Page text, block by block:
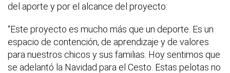
del aporte y por el alcance del proyecto:
“Este proyecto es mucho más que un deporte. Es un
espacio de contención, de aprendizaje y de valores
para nuestros chicos y sus familias. Hoy sentimos que
se adelantó la Navidad para el Cesto. Estas pelotas no